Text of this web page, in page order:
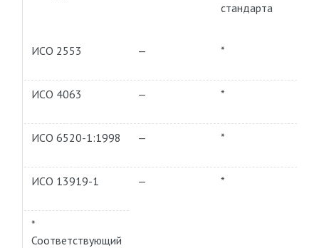
стандарта
ИСО 2553 — *
ИСО 4063 — *
ИСО 6520-1:1998 — *
ИСО 13919-1 — *
*
Соответствующий